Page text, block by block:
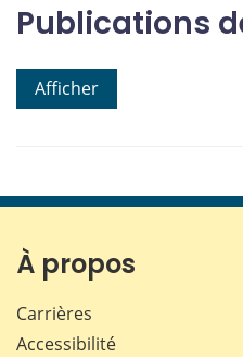
Publications
Afficher
À propos
Carrières
Accessibilité